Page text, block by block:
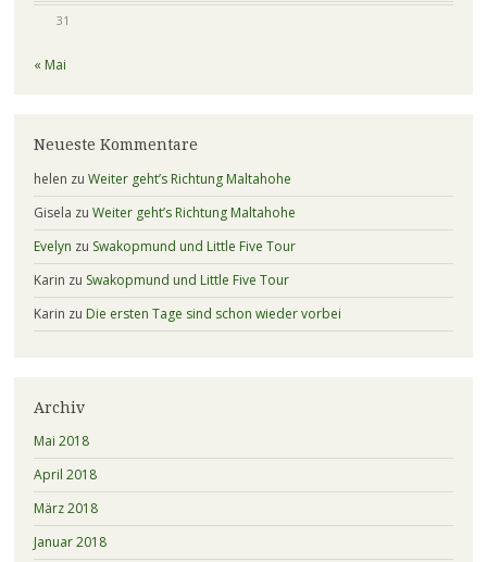
31
« Mai
Neueste Kommentare
helen zu Weiter geht’s Richtung Maltahohe
Gisela zu Weiter geht’s Richtung Maltahohe
Evelyn zu Swakopmund und Little Five Tour
Karin zu Swakopmund und Little Five Tour
Karin zu Die ersten Tage sind schon wieder vorbei
Archiv
Mai 2018
April 2018
März 2018
Januar 2018